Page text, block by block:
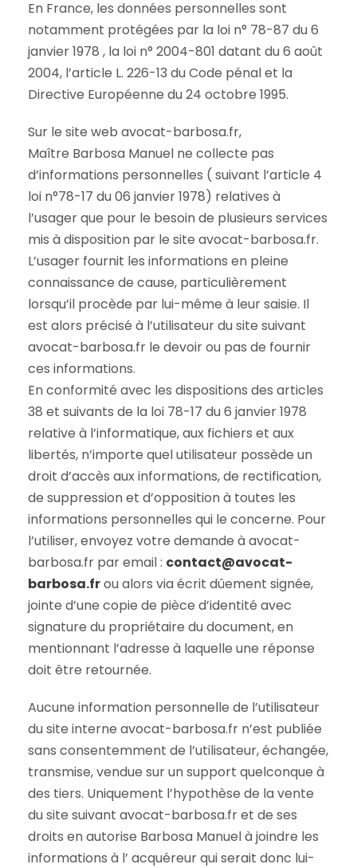
En France, les données personnelles sont
notamment protégées par la loi n° 78-87 du 6
janvier 1978 , la loi n° 2004-801 datant du 6 août
2004, l’article L. 226-13 du Code pénal et la
Directive Européenne du 24 octobre 1995.
Sur le site web avocat-barbosa.fr,
Maître Barbosa Manuel ne collecte pas
d’informations personnelles ( suivant l’article 4
loi n°78-17 du 06 janvier 1978) relatives à
l’usager que pour le besoin de plusieurs services
mis à disposition par le site avocat-barbosa.fr.
L’usager fournit les informations en pleine
connaissance de cause, particulièrement
lorsqu’il procède par lui-même à leur saisie. Il
est alors précisé à l’utilisateur du site suivant
avocat-barbosa.fr le devoir ou pas de fournir
ces informations.
En conformité avec les dispositions des articles
38 et suivants de la loi 78-17 du 6 janvier 1978
relative à l’informatique, aux fichiers et aux
libertés, n’importe quel utilisateur possède un
droit d’accès aux informations, de rectification,
de suppression et d’opposition à toutes les
informations personnelles qui le concerne. Pour
l’utiliser, envoyez votre demande à avocat-
barbosa.fr par email : contact@avocat-
barbosa.frou alors via écrit dûement signée,
jointe d’une copie de pièce d’identité avec
signature du propriétaire du document, en
mentionnant l’adresse à laquelle une réponse
doit être retournée.
Aucune information personnelle de l’utilisateur
du site interne avocat-barbosa.fr n’est publiée
sans consentemment de l’utilisateur, échangée,
transmise, vendue sur un support quelconque à
des tiers. Uniquement l’hypothèse de la vente
du site suivant avocat-barbosa.fr et de ses
droits en autorise Barbosa Manuel à joindre les
informations à l’ acquéreur qui serait donc lui-